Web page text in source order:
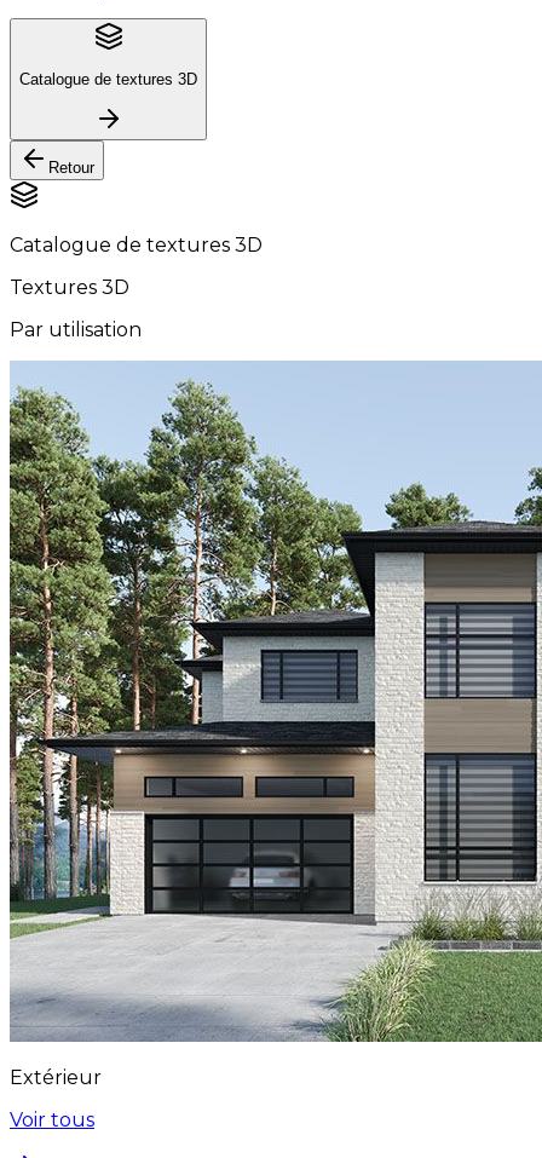
Catalogue de textures 3D
Retour
Catalogue de textures 3D
Textures 3D
Par utilisation
Extérieur
Voir tous